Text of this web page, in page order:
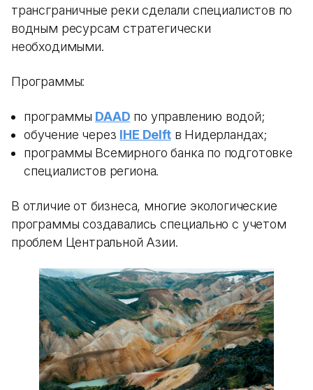
трансграничные реки сделали специалистов по
водным ресурсам стратегически
необходимыми.
Программы:
программы DAAD по управлению водой;
обучение через IHE Delftв Нидерландах;
программы Всемирного банка по подготовке
специалистов региона.
В отличие от бизнеса, многие экологические
программы создавались специально с учетом
проблем Центральной Азии.